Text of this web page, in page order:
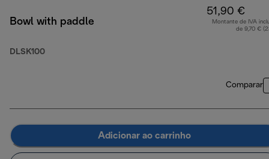
Bowl with paddle
DLSK100
51,90 €
Montante de IVA
de 9,70 €
Comparar
Adicionar ao carrinho